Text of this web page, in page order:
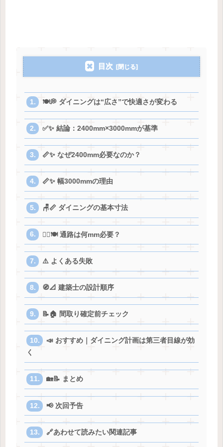
目次
🍽️💭 ダイニングは“広さ”で快適さが変わる
✅✨ 結論：2400mm×3000mmが基準
📏✨ なぜ2400mm必要なのか？
📏✨ 幅3000mmの理由
🪑📏 ダイニングの基本寸法
🚶‍♀️🍽️ 通路は何mm必要？
⚠️ よくある失敗
🧭📐 建築士の設計順序
📝🏠 間取り確定前チェック
📣 おすすめ｜ダイニング計画は第三者目線が効
く
🏡📝 まとめ
📢 次回予告
🔗あわせて読みたい関連記事